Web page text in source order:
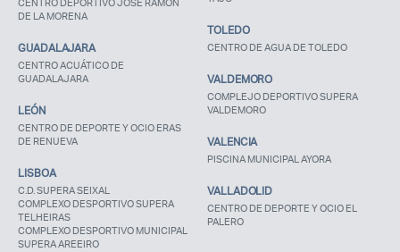
CENTRO DEPORTIVO JOSÉ RAMÓN
DE LA MORENA
GUADALAJARA
CENTRO ACUÁTICO DE
GUADALAJARA
LEÓN
CENTRO DE DEPORTE Y OCIO ERAS
DE RENUEVA
LISBOA
C.D. SUPERA SEIXAL
COMPLEXO DESPORTIVO SUPERA
TELHEIRAS
COMPLEXO DESPORTIVO MUNICIPAL
SUPERA AREEIRO
TOLEDO
CENTRO DE AGUA DE TOLEDO
VALDEMORO
COMPLEJO DEPORTIVO SUPERA
VALDEMORO
VALENCIA
PISCINA MUNICIPAL AYORA
VALLADOLID
CENTRO DE DEPORTE Y OCIO EL
PALERO